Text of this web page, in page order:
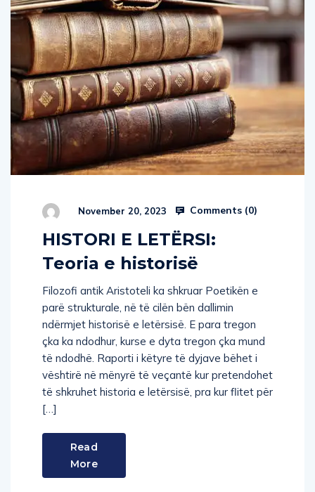
November 20, 2023 Comments (0)
HISTORI E LETËRSI:
Teoria e historisë
Filozofi antik Aristoteli ka shkruar Poetikën e
parë strukturale, në të cilën bën dallimin
ndërmjet historisë e letërsisë. E para tregon
çka ka ndodhur, kurse e dyta tregon çka mund
të ndodhë. Raporti i këtyre të dyjave bëhet i
vështirë në mënyrë të veçantë kur pretendohet
të shkruhet historia e letërsisë, pra kur flitet për
[…]
Read
More